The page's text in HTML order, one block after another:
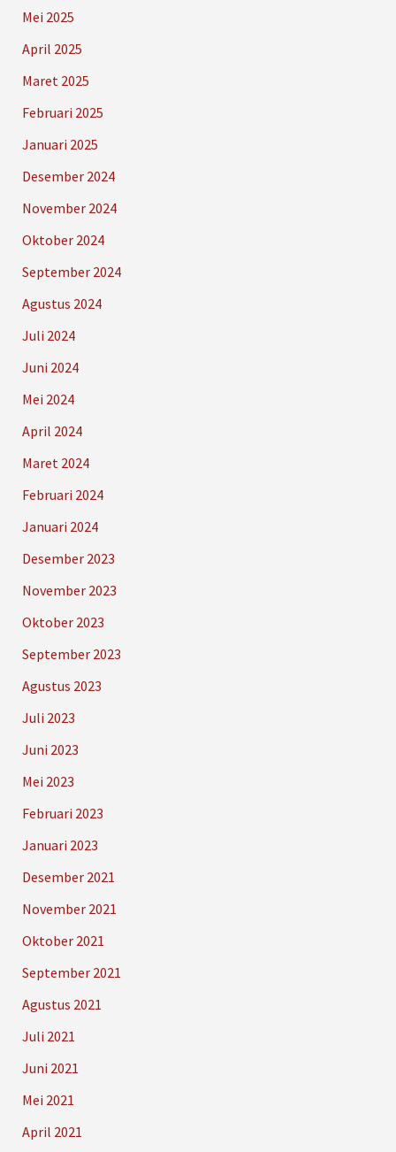
Mei 2025
April 2025
Maret 2025
Februari 2025
Januari 2025
Desember 2024
November 2024
Oktober 2024
September 2024
Agustus 2024
Juli 2024
Juni 2024
Mei 2024
April 2024
Maret 2024
Februari 2024
Januari 2024
Desember 2023
November 2023
Oktober 2023
September 2023
Agustus 2023
Juli 2023
Juni 2023
Mei 2023
Februari 2023
Januari 2023
Desember 2021
November 2021
Oktober 2021
September 2021
Agustus 2021
Juli 2021
Juni 2021
Mei 2021
April 2021